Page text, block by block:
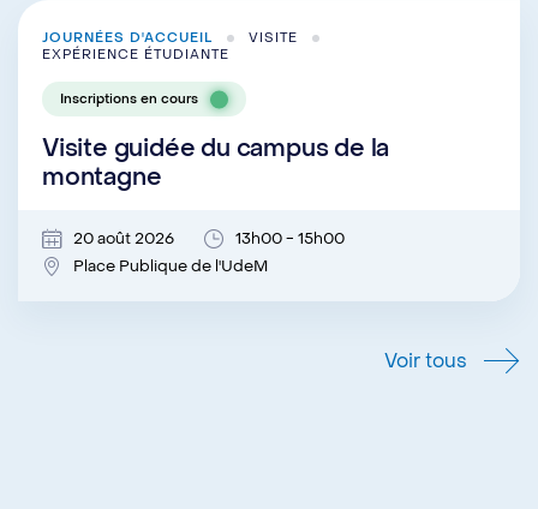
JOURNÉES D'ACCUEIL
VISITE
EXPÉRIENCE ÉTUDIANTE
Inscriptions en cours
Visite guidée du campus de la
montagne
20 août 2026
13h00 - 15h00
Place Publique de l'UdeM
Voir tous